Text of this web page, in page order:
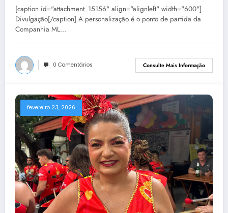
[caption id="attachment_15156" align="alignleft" width="600"]
Divulgação[/caption] A personalização é o ponto de partida da
Companhia ML…
0 Comentários Consulte Mais Informação
fevereiro 23, 2026